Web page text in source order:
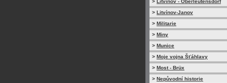
>
Litvínov - Oberleutensdorf
> Litvínov-Janov
> Militarie
> Miny
> Munice
> Moje vojna Šťáhlavy
> Most - Brüx
> Nepůvodní historie